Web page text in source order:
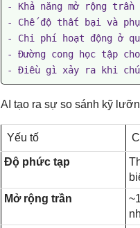
- Khả năng mở rộng trần
- Chế độ thất bại và
- Chi phí hoạt động ở
- Đường cong học tập
- Điều gì xảy ra khi
AI tạo ra sự so sánh kỹ
Yếu tố
Độ phức tạp
Mở rộng trần